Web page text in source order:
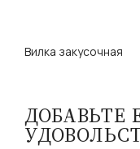
Вилка закусочная
ДОБАВЬТЕ